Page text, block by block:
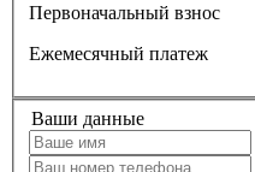
Первоначальный взнос
Ежемесячный платеж
Ваши данные